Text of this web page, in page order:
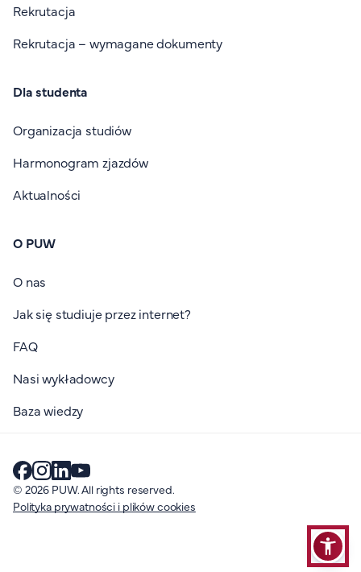
Rekrutacja
Rekrutacja – wymagane dokumenty
Dla studenta
Organizacja studiów
Harmonogram zjazdów
Aktualności
O PUW
O nas
Jak się studiuje przez internet?
FAQ
Nasi wykładowcy
Baza wiedzy
© 2026 PUW. All rights reserved.
Polityka prywatności i plików cookies